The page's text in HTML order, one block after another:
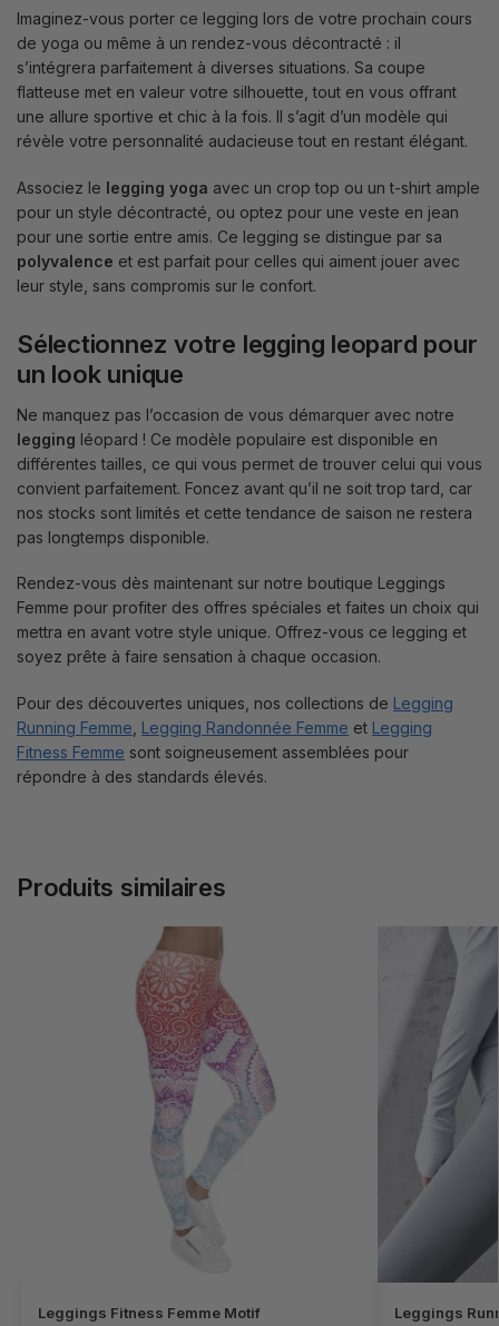
Imaginez-vous porter ce legging lors de votre prochain cours
de yoga ou même à un rendez-vous décontracté : il
s’intégrera parfaitement à diverses situations. Sa coupe
flatteuse met en valeur votre silhouette, tout en vous offrant
une allure sportive et chic à la fois. Il s’agit d’un modèle qui
révèle votre personnalité audacieuse tout en restant élégant.
Associez le legging yoga avec un crop top ou un t-shirt ample
pour un style décontracté, ou optez pour une veste en jean
pour une sortie entre amis. Ce legging se distingue par sa
polyvalence et est parfait pour celles qui aiment jouer avec
leur style, sans compromis sur le confort.
Sélectionnez votre legging leopard pour
un look unique
Ne manquez pas l’occasion de vous démarquer avec notre
legging léopard ! Ce modèle populaire est disponible en
différentes tailles, ce qui vous permet de trouver celui qui vous
convient parfaitement. Foncez avant qu’il ne soit trop tard, car
nos stocks sont limités et cette tendance de saison ne restera
pas longtemps disponible.
Rendez-vous dès maintenant sur notre boutique Leggings
Femme pour profiter des offres spéciales et faites un choix qui
mettra en avant votre style unique. Offrez-vous ce legging et
soyez prête à faire sensation à chaque occasion.
Pour des découvertes uniques, nos collections de Legging
Running Femme Legging Randonnée Femme et Legging
Fitness Femme sont soigneusement assemblées pour
répondre à des standards élevés.
Produits similaires
Leggings Fitness Femme Motif Leggings